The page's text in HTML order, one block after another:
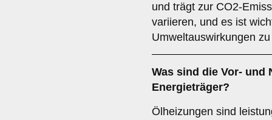
und trägt zur CO2-
variieren, und es ist
Umweltauswirkungen
Was sind die Vor- und
Energieträger?
Ölheizungen sind